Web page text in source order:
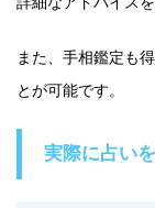
また、手相鑑定も
とが可能です。
実際に占い